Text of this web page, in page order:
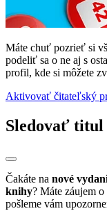
Máte chuť pozrieť si
podeliť sa o ne aj s
profil, kde si môžete
Aktivovať čitateľský
Sledovať titul
Čakáte na nové
knihy? Máte záujem o
pošleme vám